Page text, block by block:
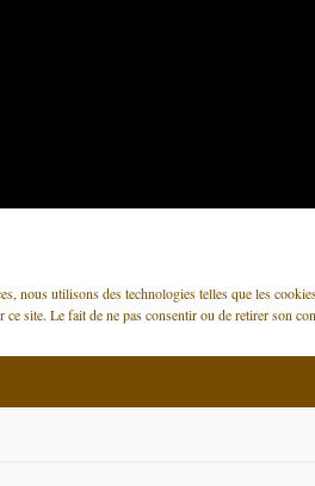
nous utilisons des technologies telles que les
site. Le fait de ne pas consentir ou de retirer son